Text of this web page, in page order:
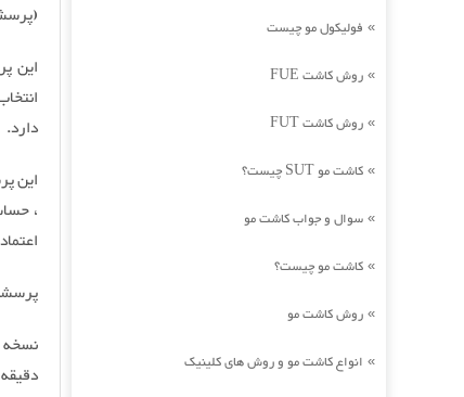
(پرسشنامه)
این
دارد.
این
،
» فولیکول مو چیست
» روش کاشت FUE
» روش کاشت FUT
» کاشت مو SUT چیست؟
» سوال و جواب کاشت مو
» کاشت مو چیست؟
» روش کاشت مو
» انواع کاشت مو و روش های کلینیک